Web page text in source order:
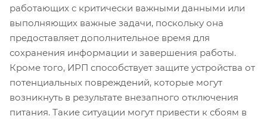
работающих с критически важными данными или
выполняющих важные задачи, поскольку она
предоставляет дополнительное время для
сохранения информации и завершения работы.
Кроме того, ИРП способствует защите устройства от
потенциальных повреждений, которые могут
возникнуть в результате внезапного отключения
питания. Такие ситуации могут привести к сбоям в